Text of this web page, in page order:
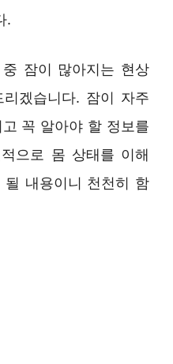
.
잠이 많아지는 현상
겠습니다. 잠이 자주
꼭 알아야 할 정보를
으로 몸 상태를 이해
내용이니 천천히 함